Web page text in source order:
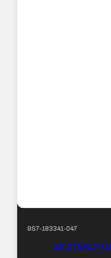
9S7-183341-047
18″ STEALTH